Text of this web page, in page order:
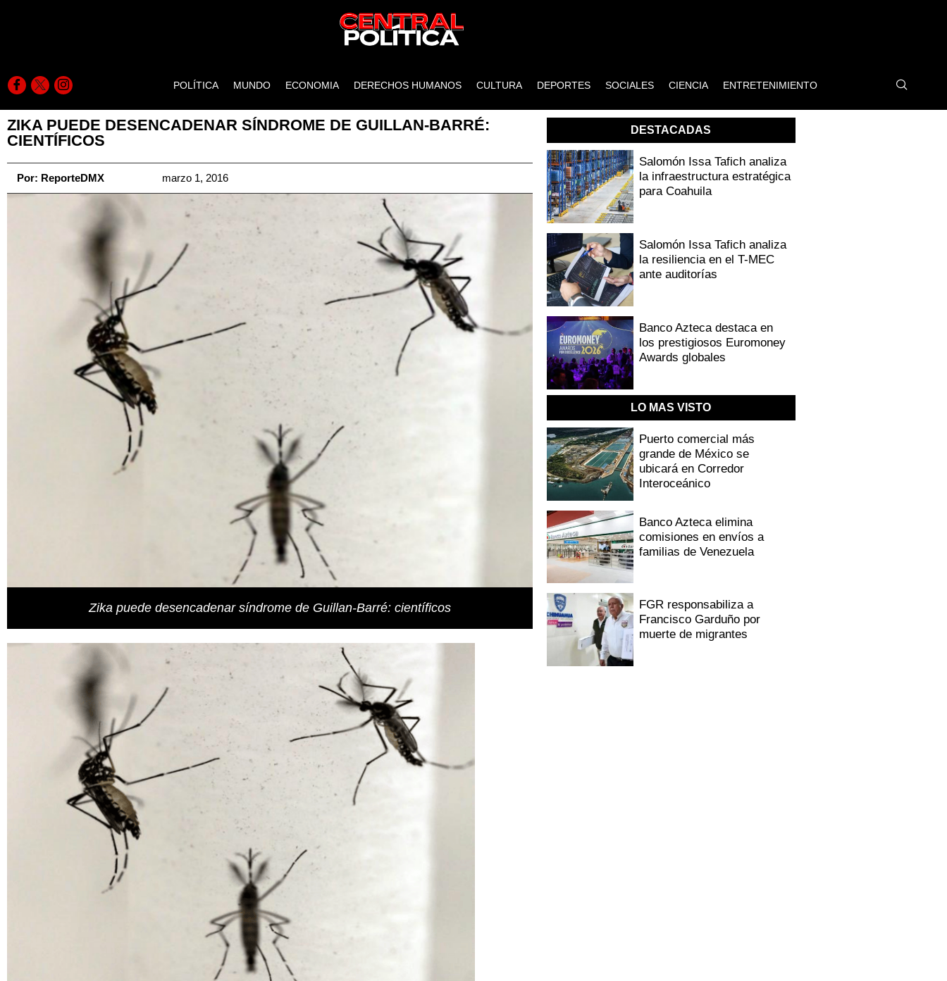
POLÍTICA MUNDO ECONOMIA DERECHOS HUMANOS CULTURA DEPORTES SOCIALES CIENCIA ENTRETENIMIENTO
ZIKA PUEDE DESENCADENAR SÍNDROME DE GUILLAN-BARRÉ:
CIENTÍFICOS
Por: ReporteDMX marzo 1, 2016
Zika puede desencadenar síndrome de Guillan-Barré: científicos
DESTACADAS
Salomón Issa Tafich analiza
la infraestructura estratégica
para Coahuila
Salomón Issa Tafich analiza
la resiliencia en el T-MEC
ante auditorías
Banco Azteca destaca en
los prestigiosos Euromoney
Awards globales
LO MAS VISTO
Puerto comercial más
grande de México se
ubicará en Corredor
Interoceánico
Banco Azteca elimina
comisiones en envíos a
familias de Venezuela
FGR responsabiliza a
Francisco Garduño por
muerte de migrantes